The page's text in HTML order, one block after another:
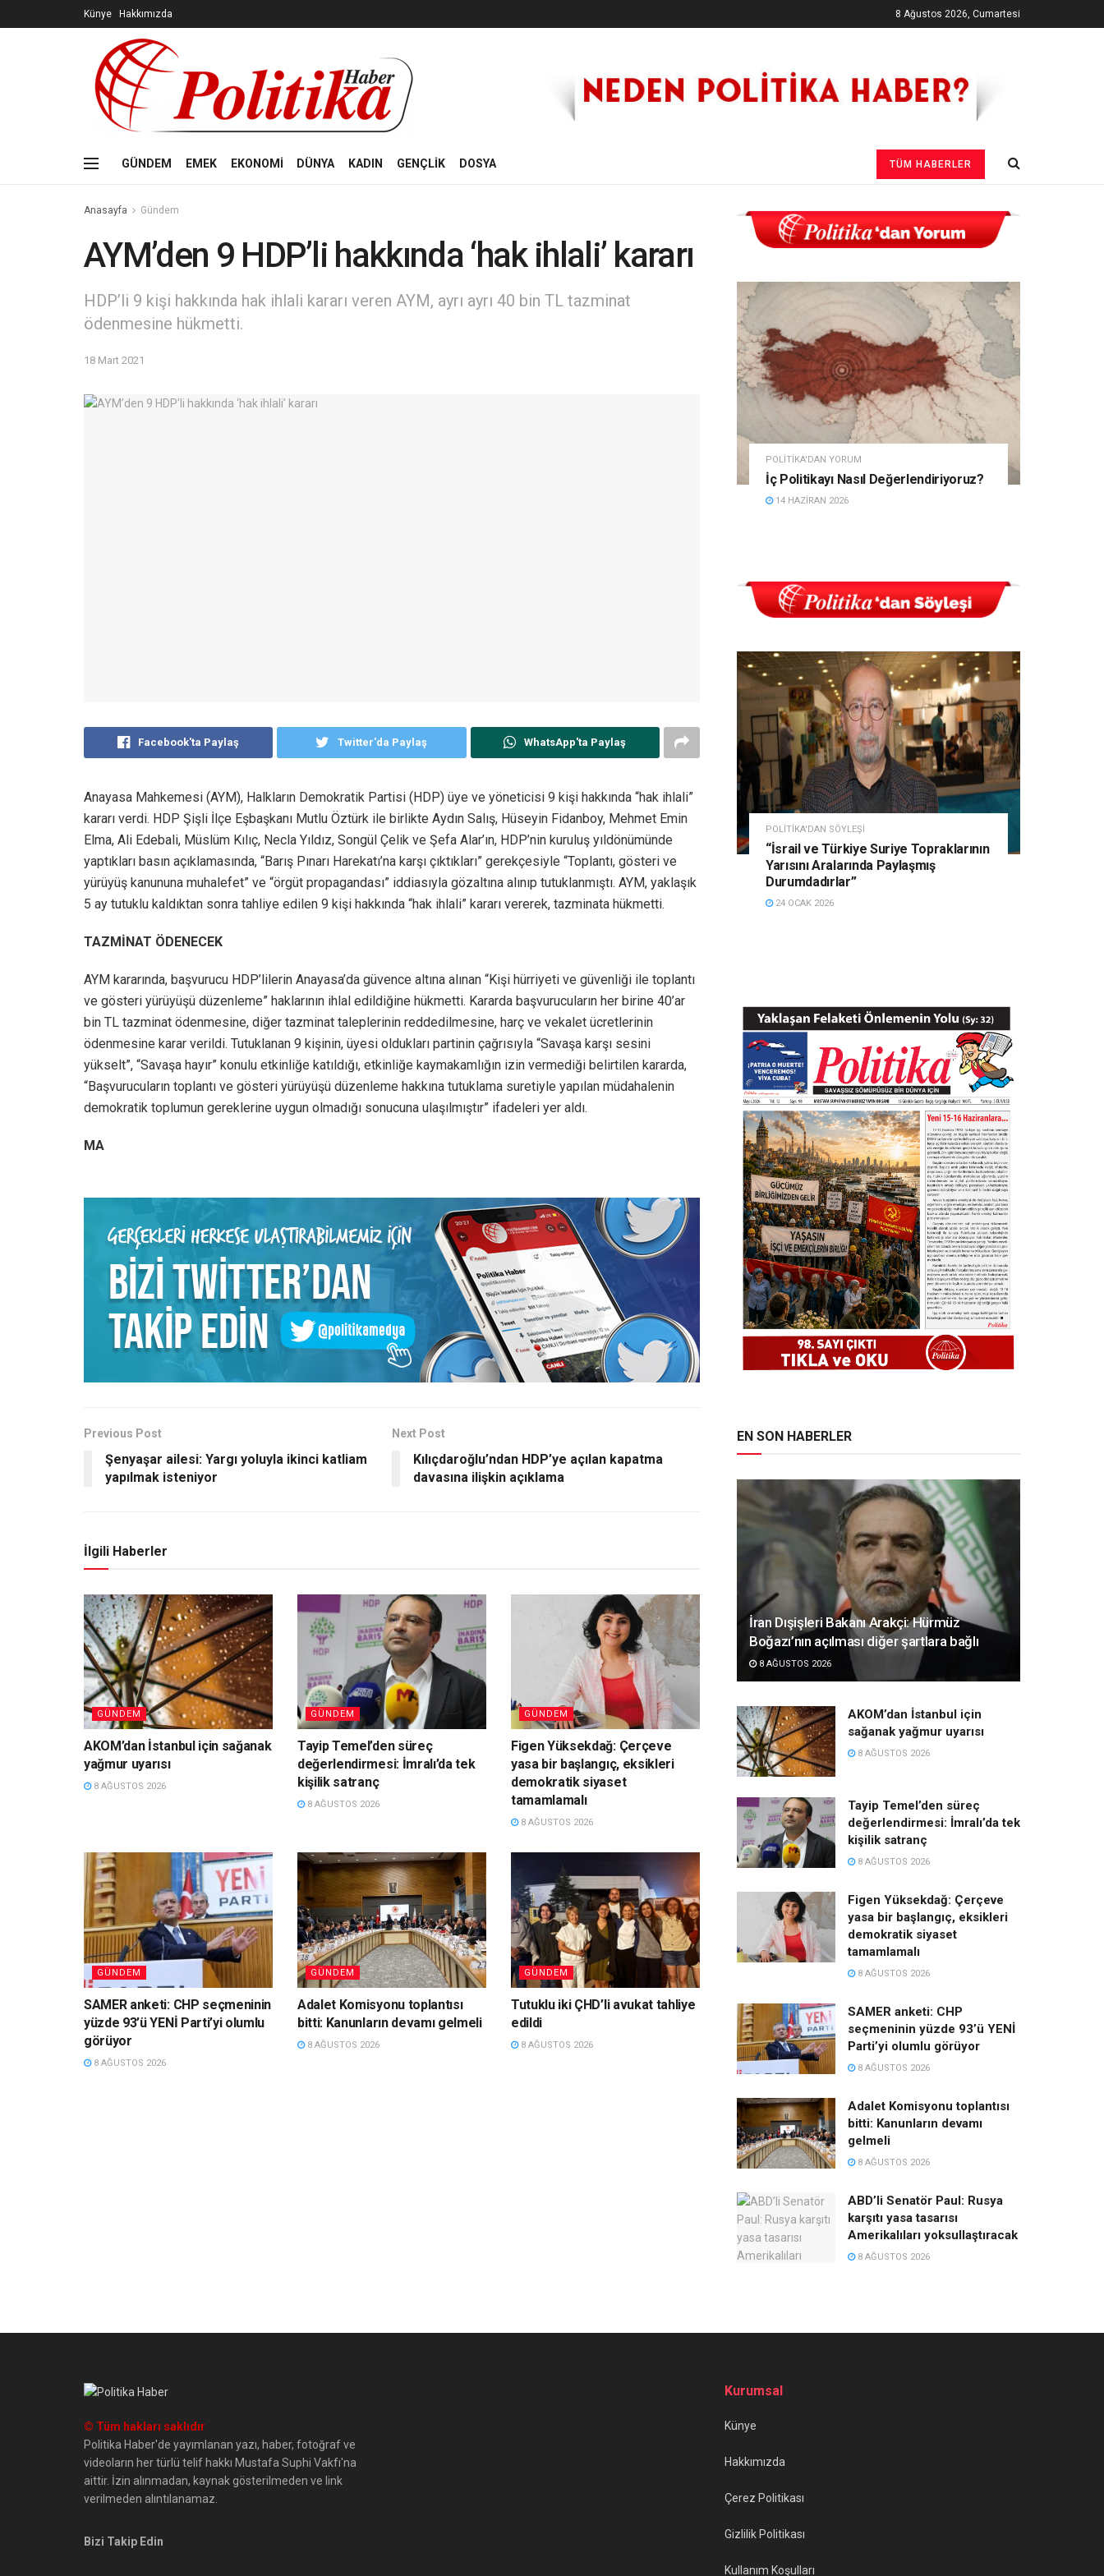
Künye Hakkımızda 8 Ağustos 2026, Cumartesi
GÜNDEM EMEK EKONOMİ DÜNYA KADIN GENÇLİK DOSYA TÜM HABERLER
Anasayfa Gündem
AYM’den 9 HDP’li hakkında ‘hak ihlali’ kararı
HDP’li 9 kişi hakkında hak ihlali kararı veren AYM, ayrı ayrı 40 bin TL tazminat
ödenmesine hükmetti.
18 Mart 2021
Facebook'ta Paylaş Twitter'da Paylaş WhatsApp'ta Paylaş
Anayasa Mahkemesi (AYM), Halkların Demokratik Partisi (HDP) üye ve yöneticisi 9 kişi hakkında “hak ihlali”
kararı verdi. HDP Şişli İlçe Eşbaşkanı Mutlu Öztürk ile birlikte Aydın Salış, Hüseyin Fidanboy, Mehmet Emin
Elma, Ali Edebali, Müslüm Kılıç, Necla Yıldız, Songül Çelik ve Şefa Alar’ın, HDP’nin kuruluş yıldönümünde
yaptıkları basın açıklamasında, “Barış Pınarı Harekatı’na karşı çıktıkları” gerekçesiyle “Toplantı, gösteri ve
yürüyüş kanununa muhalefet” ve “örgüt propagandası” iddiasıyla gözaltına alınıp tutuklanmıştı. AYM, yaklaşık
5 ay tutuklu kaldıktan sonra tahliye edilen 9 kişi hakkında “hak ihlali” kararı vererek, tazminata hükmetti.
TAZMİNAT ÖDENECEK
AYM kararında, başvurucu HDP’lilerin Anayasa’da güvence altına alınan “Kişi hürriyeti ve güvenliği ile toplantı
ve gösteri yürüyüşü düzenleme” haklarının ihlal edildiğine hükmetti. Kararda başvurucuların her birine 40’ar
bin TL tazminat ödenmesine, diğer tazminat taleplerinin reddedilmesine, harç ve vekalet ücretlerinin
ödenmesine karar verildi. Tutuklanan 9 kişinin, üyesi oldukları partinin çağrısıyla “Savaşa karşı sesini
yükselt”, “Savaşa hayır” konulu etkinliğe katıldığı, etkinliğe kaymakamlığın izin vermediği belirtilen kararda,
“Başvurucuların toplantı ve gösteri yürüyüşü düzenleme hakkına tutuklama suretiyle yapılan müdahalenin
demokratik toplumun gereklerine uygun olmadığı sonucuna ulaşılmıştır” ifadeleri yer aldı.
MA
Previous Post
Şenyaşar ailesi: Yargı yoluyla ikinci katliam
yapılmak isteniyor
Next Post
Kılıçdaroğlu’ndan HDP’ye açılan kapatma
davasına ilişkin açıklama
İlgili Haberler
GÜNDEM
AKOM’dan İstanbul için sağanak
yağmur uyarısı
8 AĞUSTOS 2026
GÜNDEM
Tayip Temel’den süreç
değerlendirmesi: İmralı’da tek
kişilik satranç
8 AĞUSTOS 2026
GÜNDEM
Figen Yüksekdağ: Çerçeve
yasa bir başlangıç, eksikleri
demokratik siyaset
tamamlamalı
8 AĞUSTOS 2026
GÜNDEM
SAMER anketi: CHP seçmeninin
yüzde 93’ü YENİ Parti’yi olumlu
görüyor
8 AĞUSTOS 2026
GÜNDEM
Adalet Komisyonu toplantısı
bitti: Kanunların devamı gelmeli
8 AĞUSTOS 2026
GÜNDEM
Tutuklu iki ÇHD’li avukat tahliye
edildi
8 AĞUSTOS 2026
POLITIKA'DAN YORUM
İç Politikayı Nasıl Değerlendiriyoruz?
14 HAZIRAN 2026
POLITIKA'DAN SÖYLEŞI
“İsrail ve Türkiye Suriye Topraklarının
Yarısını Aralarında Paylaşmış
Durumdadırlar”
24 OCAK 2026
EN SON HABERLER
İran Dışişleri Bakanı Arakçi: Hürmüz
Boğazı’nın açılması diğer şartlara bağlı
8 AĞUSTOS 2026
AKOM’dan İstanbul için
sağanak yağmur uyarısı
8 AĞUSTOS 2026
Tayip Temel’den süreç
değerlendirmesi: İmralı’da tek
kişilik satranç
8 AĞUSTOS 2026
Figen Yüksekdağ: Çerçeve
yasa bir başlangıç, eksikleri
demokratik siyaset
tamamlamalı
8 AĞUSTOS 2026
SAMER anketi: CHP
seçmeninin yüzde 93’ü YENİ
Parti’yi olumlu görüyor
8 AĞUSTOS 2026
Adalet Komisyonu toplantısı
bitti: Kanunların devamı
gelmeli
8 AĞUSTOS 2026
ABD’li Senatör Paul: Rusya
karşıtı yasa tasarısı
Amerikalıları yoksullaştıracak
8 AĞUSTOS 2026
© Tüm hakları saklıdır
Politika Haber'de yayımlanan yazı, haber, fotoğraf ve
videoların her türlü telif hakkı Mustafa Suphi Vakfı'na
aittir. İzin alınmadan, kaynak gösterilmeden ve link
verilmeden alıntılanamaz.
Bizi Takip Edin
Kurumsal
Künye
Hakkımızda
Çerez Politikası
Gizlilik Politikası
Kullanım Koşulları